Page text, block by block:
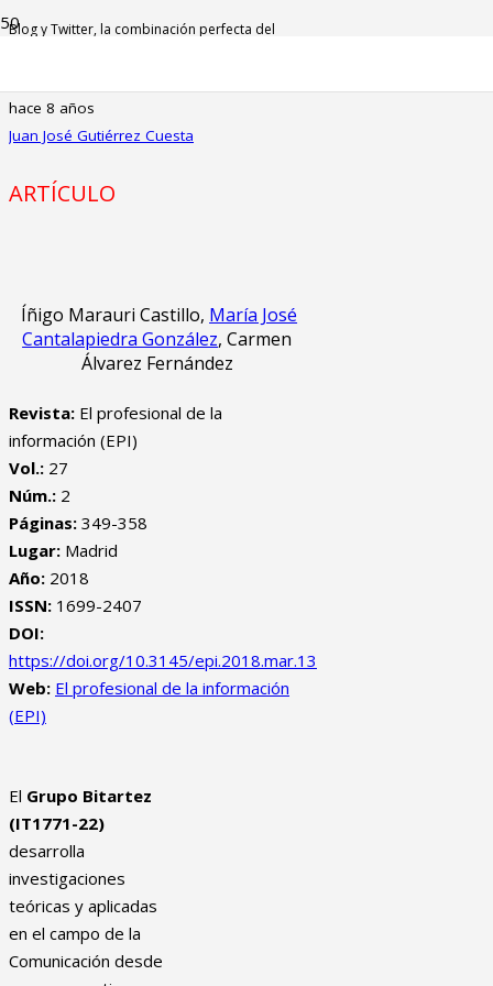
Blog y Twitter, la combinación perfecta del
hace 8 años
Juan José Gutiérrez Cuesta
ARTÍCULO
Íñigo Marauri Castillo, María José
Cantalapiedra González, Carmen
Álvarez Fernández
Revista: El profesional de la
información (EPI)
Vol.: 27
Núm.: 2
Páginas: 349-358
Lugar: Madrid
Año: 2018
ISSN: 1699-2407
DOI:
https://doi.org/10.3145/epi.2018.mar.13
Web: El profesional de la información
(EPI)
El Grupo Bitartez
(IT1771-22)
desarrolla
investigaciones
teóricas y aplicadas
en el campo de la
Comunicación desde